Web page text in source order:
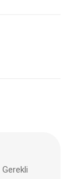
Gerekli